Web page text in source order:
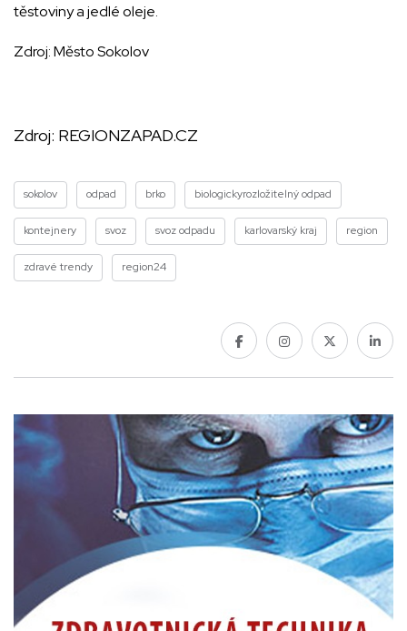
těstoviny a jedlé oleje.
Zdroj: Město Sokolov
Zdroj: REGIONZAPAD.CZ
sokolov odpad brko biologickyrozložitelný odpad
kontejnery svoz svoz odpadu karlovarský kraj region
zdravé trendy region24